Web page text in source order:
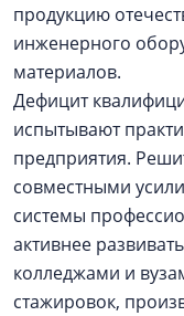
продукцию
инженерного
материалов.
Дефицит
испытывают
предприятия.
совместными
системы
активнее
колледжами и
стажировок,